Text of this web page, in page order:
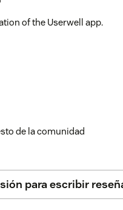
of the Userwell app.
de la comunidad
para escribir